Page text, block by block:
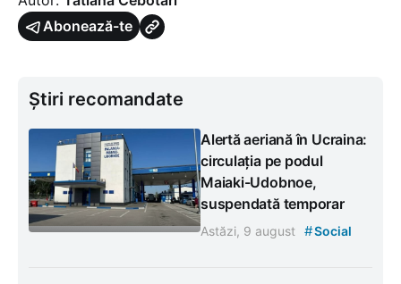
Abonează-te
Știri recomandate
Alertă aeriană în Ucraina:
circulația pe podul
Maiaki-Udobnoe,
suspendată temporar
Astăzi, 9 august #Social